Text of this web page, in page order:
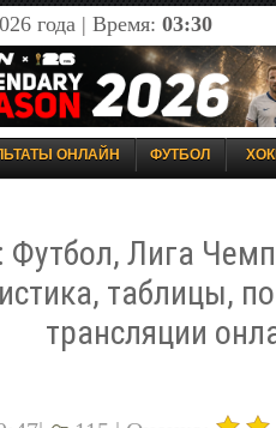
года | Время: 03:30
ОНЛАЙН ФУТБОЛ
Футбол, Лига
таблицы,
трансляции